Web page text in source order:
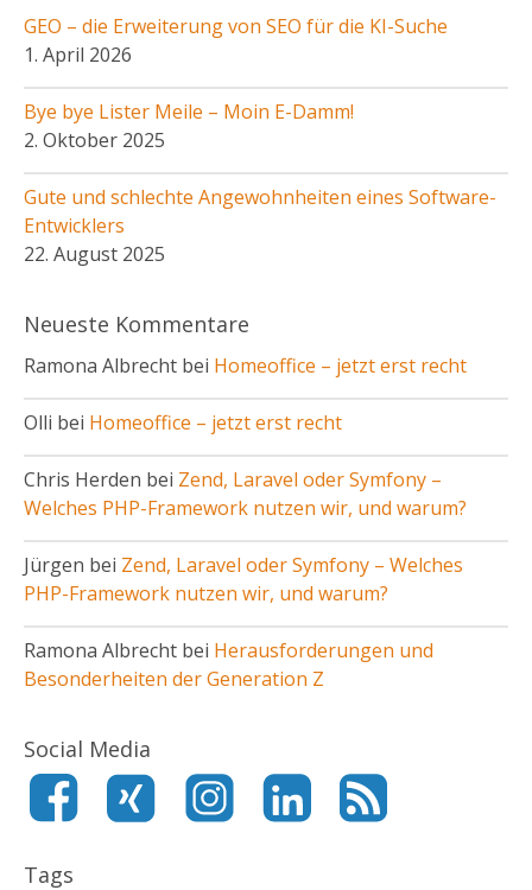
GEO – die Erweiterung von SEO für die KI-Suche
1. April 2026
Bye bye Lister Meile – Moin E-Damm!
2. Oktober 2025
Gute und schlechte Angewohnheiten eines Software-
Entwicklers
22. August 2025
Neueste Kommentare
Ramona Albrecht bei Homeoffice – jetzt erst recht
Olli bei Homeoffice – jetzt erst recht
Chris Herden bei Zend, Laravel oder Symfony –
Welches PHP-Framework nutzen wir, und warum?
Jürgen bei Zend, Laravel oder Symfony – Welches
PHP-Framework nutzen wir, und warum?
Ramona Albrecht bei Herausforderungen und
Besonderheiten der Generation Z
Social Media
Tags